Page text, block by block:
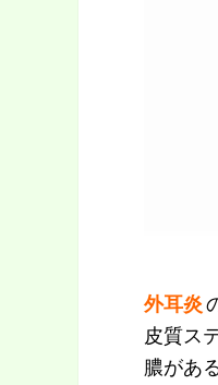
外耳炎
皮質ス
膿があ